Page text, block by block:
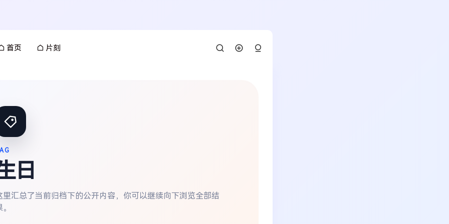
首页 片刻
日
里汇总了当前归档下的公开内容，你可以继续向下浏览全部结